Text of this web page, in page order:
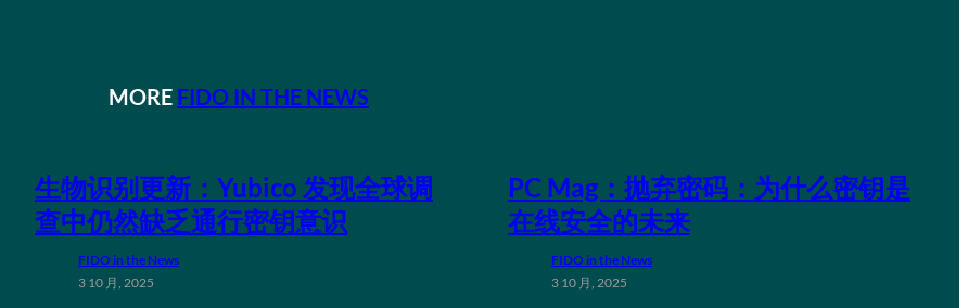
MORE FIDO IN THE NEWS
生物识别更新：Yubico 发现全球调
查中仍然缺乏通行密钥意识
FIDO in the News
3 10 月, 2025
PC Mag：抛弃密码：为什么密钥是
在线安全的未来
FIDO in the News
3 10 月, 2025